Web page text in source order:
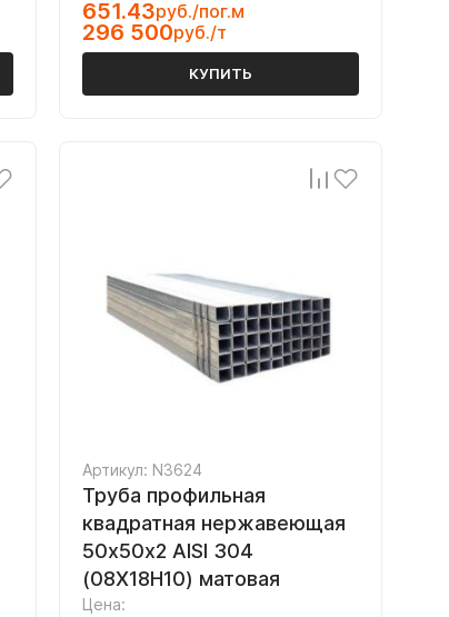
651.43руб./пог.м
296 500руб./т
КУПИТЬ
Артикул: N3624
Труба профильная
квадратная нержавеющая
50х50х2 AISI 304
(08Х18Н10) матовая
Цена: